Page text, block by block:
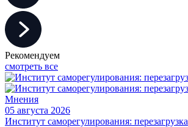
Рекомендуем
смотреть все
Мнения
05 августа 2026
Институт саморегулирования: перезагрузка